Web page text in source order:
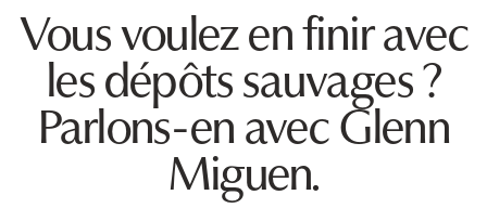
Vous voulez en finir avec
les dépôts sauvages ?
Parlons-en avec Glenn
Miguen.